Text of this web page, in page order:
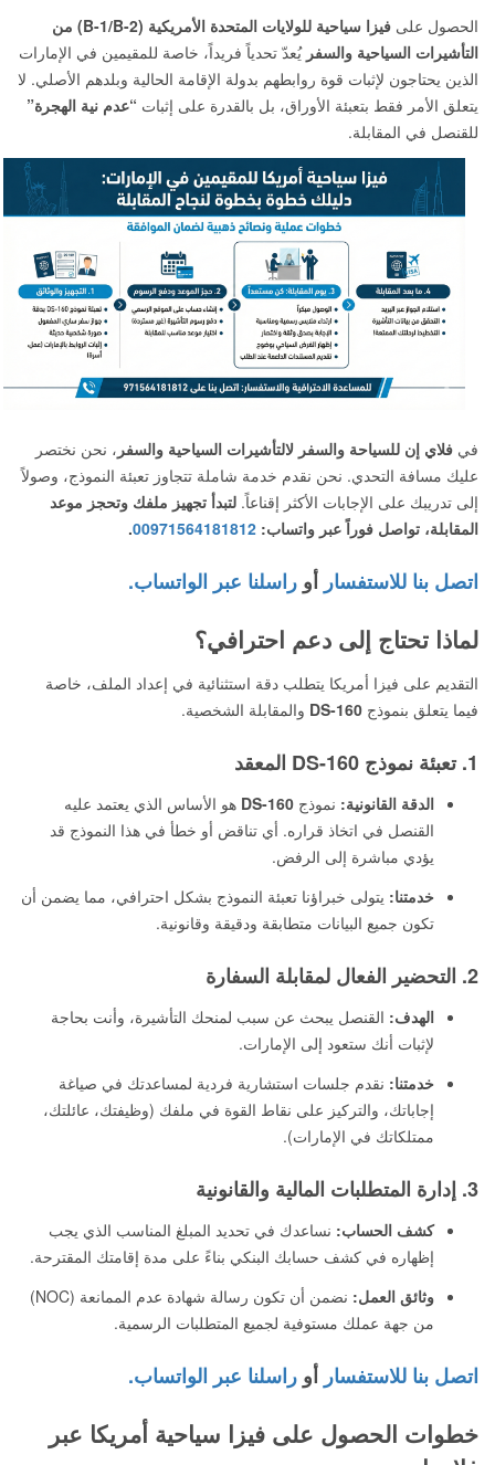
الحصول على
فيزا سياحية للولايات المتحدة الأمريكية (B-1/B-2) من
التأشيرات السياحية والسفر يُعدّ تحدياً فريداً، خاصة للمقيمين في الإمارات
الذين يحتاجون لإثبات قوة روابطهم بدولة الإقامة الحالية وبلدهم الأصلي. لا
يتعلق الأمر فقط بتعبئة الأوراق، بل بالقدرة على إثبات “عدم نية الهجرة”
للقنصل في المقابلة.
في فلاي إن للسياحة والسفر لالتأشيرات السياحية والسفر ، نحن نختصر
عليك مسافة التحدي. نحن نقدم خدمة شاملة تتجاوز تعبئة النموذج، وصولاً
إلى تدريبك على الإجابات الأكثر إقناعاً. لتبدأ تجهيز ملفك وتحجز موعد
المقابلة، تواصل فوراً عبر واتساب: 00971564181812
.
اتصل بنا للاستفسار أو راسلنا عبر الواتساب.
لماذا تحتاج إلى دعم احترافي؟
التقديم على فيزا أمريكا يتطلب دقة استثنائية في إعداد الملف، خاصة
فيما يتعلق بنموذج DS-160 والمقابلة الشخصية.
1. تعبئة نموذج DS-160 المعقد
الدقة القانونية: نموذج DS-160 هو الأساس الذي يعتمد عليه
القنصل في اتخاذ قراره. أي تناقض أو خطأ في هذا النموذج قد
يؤدي مباشرة إلى الرفض.
خدمتنا: يتولى خبراؤنا تعبئة النموذج بشكل احترافي، مما يضمن أن
تكون جميع البيانات متطابقة ودقيقة وقانونية.
2. التحضير الفعال لمقابلة السفارة
الهدف: القنصل يبحث عن سبب لمنحك التأشيرة، وأنت بحاجة
لإثبات أنك ستعود إلى الإمارات.
خدمتنا: نقدم جلسات استشارية فردية لمساعدتك في صياغة
إجاباتك، والتركيز على نقاط القوة في ملفك (وظيفتك، عائلتك،
ممتلكاتك في الإمارات).
3. إدارة المتطلبات المالية والقانونية
كشف الحساب: نساعدك في تحديد المبلغ المناسب الذي يجب
إظهاره في كشف حسابك البنكي بناءً على مدة إقامتك المقترحة.
وثائق العمل:
نضمن أن تكون رسالة شهادة عدم الممانعة (NOC)
من جهة عملك مستوفية لجميع المتطلبات الرسمية.
اتصل بنا للاستفسار أو راسلنا عبر الواتساب.
خطوات الحصول على فيزا سياحية أمريكا عبر